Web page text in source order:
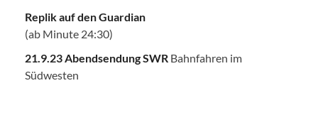
Replik auf den Guardian
(ab Minute 24:30)
21.9.23 Abendsendung SWR Bahnfahren im
Südwesten